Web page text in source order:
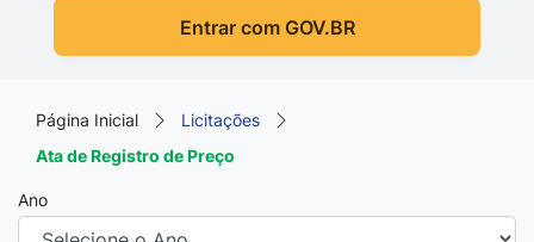
Entrar com GOV.BR
Página Inicial
Licitações
Ata de Registro de Preço
Ano